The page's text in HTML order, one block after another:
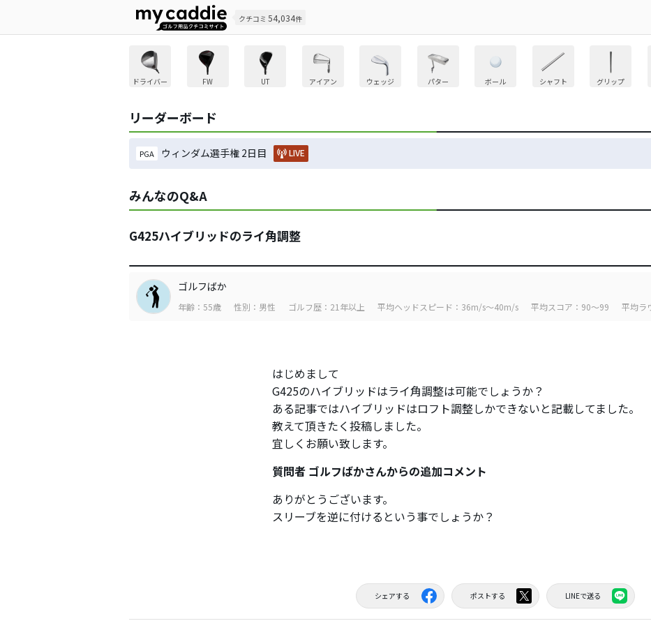
クチコミ 54,034件
ドライバー FW UT アイアン ウェッジ パター ボール シャフト グリップ
リーダーボード
PGA ウィンダム選手権 2日目 LIVE
みんなのQ&A
G425ハイブリッドのライ角調整
ゴルフばか
年齢：55歳 性別：男性 ゴルフ歴：21年以上 平均ヘッドスピード：36m/s～40m/s 平均スコア：90～99 平均ラ
はじめまして
G425のハイブリッドはライ角調整は可能でしょうか？
ある記事ではハイブリッドはロフト調整しかできないと記載してました。
教えて頂きたく投稿しました。
宜しくお願い致します。
質問者 ゴルフばかさんからの追加コメント
ありがとうございます。
スリーブを逆に付けるという事でしょうか？
シェアする ポストする LINEで送る